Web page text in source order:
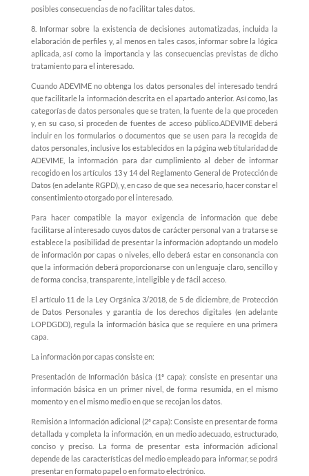
posibles consecuencias de no facilitar tales datos.
8. Informar sobre la existencia de decisiones automatizadas, incluida la
elaboración de perfiles y, al menos en tales casos, informar sobre la lógica
aplicada, así como la importancia y las consecuencias previstas de dicho
tratamiento para el interesado.
Cuando ADEVIME no obtenga los datos personales del interesado tendrá
que facilitarle la información descrita en el apartado anterior. Así como, las
categorías de datos personales que se traten, la fuente de la que proceden
y, en su caso, si proceden de fuentes de acceso público.ADEVIME deberá
incluir en los formularios o documentos que se usen para la recogida de
datos personales, inclusive los establecidos en la página web titularidad de
ADEVIME, la información para dar cumplimiento al deber de informar
recogido en los artículos 13 y 14 del Reglamento General de Protección de
Datos (en adelante RGPD), y, en caso de que sea necesario, hacer constar el
consentimiento otorgado por el interesado.
Para hacer compatible la mayor exigencia de información que debe
facilitarse al interesado cuyos datos de carácter personal van a tratarse se
establece la posibilidad de presentar la información adoptando un modelo
de información por capas o niveles, ello deberá estar en consonancia con
que la información deberá proporcionarse con un lenguaje claro, sencillo y
de forma concisa, transparente, inteligible y de fácil acceso.
El artículo 11 de la Ley Orgánica 3/2018, de 5 de diciembre, de Protección
de Datos Personales y garantía de los derechos digitales (en adelante
LOPDGDD), regula la información básica que se requiere en una primera
capa.
La información por capas consiste en:
Presentación de Información básica (1ª capa): consiste en presentar una
información básica en un primer nivel, de forma resumida, en el mismo
momento y en el mismo medio en que se recojan los datos.
Remisión a Información adicional (2ª capa): Consiste en presentar de forma
detallada y completa la información, en un medio adecuado, estructurado,
conciso y preciso. La forma de presentar esta información adicional
depende de las características del medio empleado para informar, se podrá
presentar en formato papel o en formato electrónico.